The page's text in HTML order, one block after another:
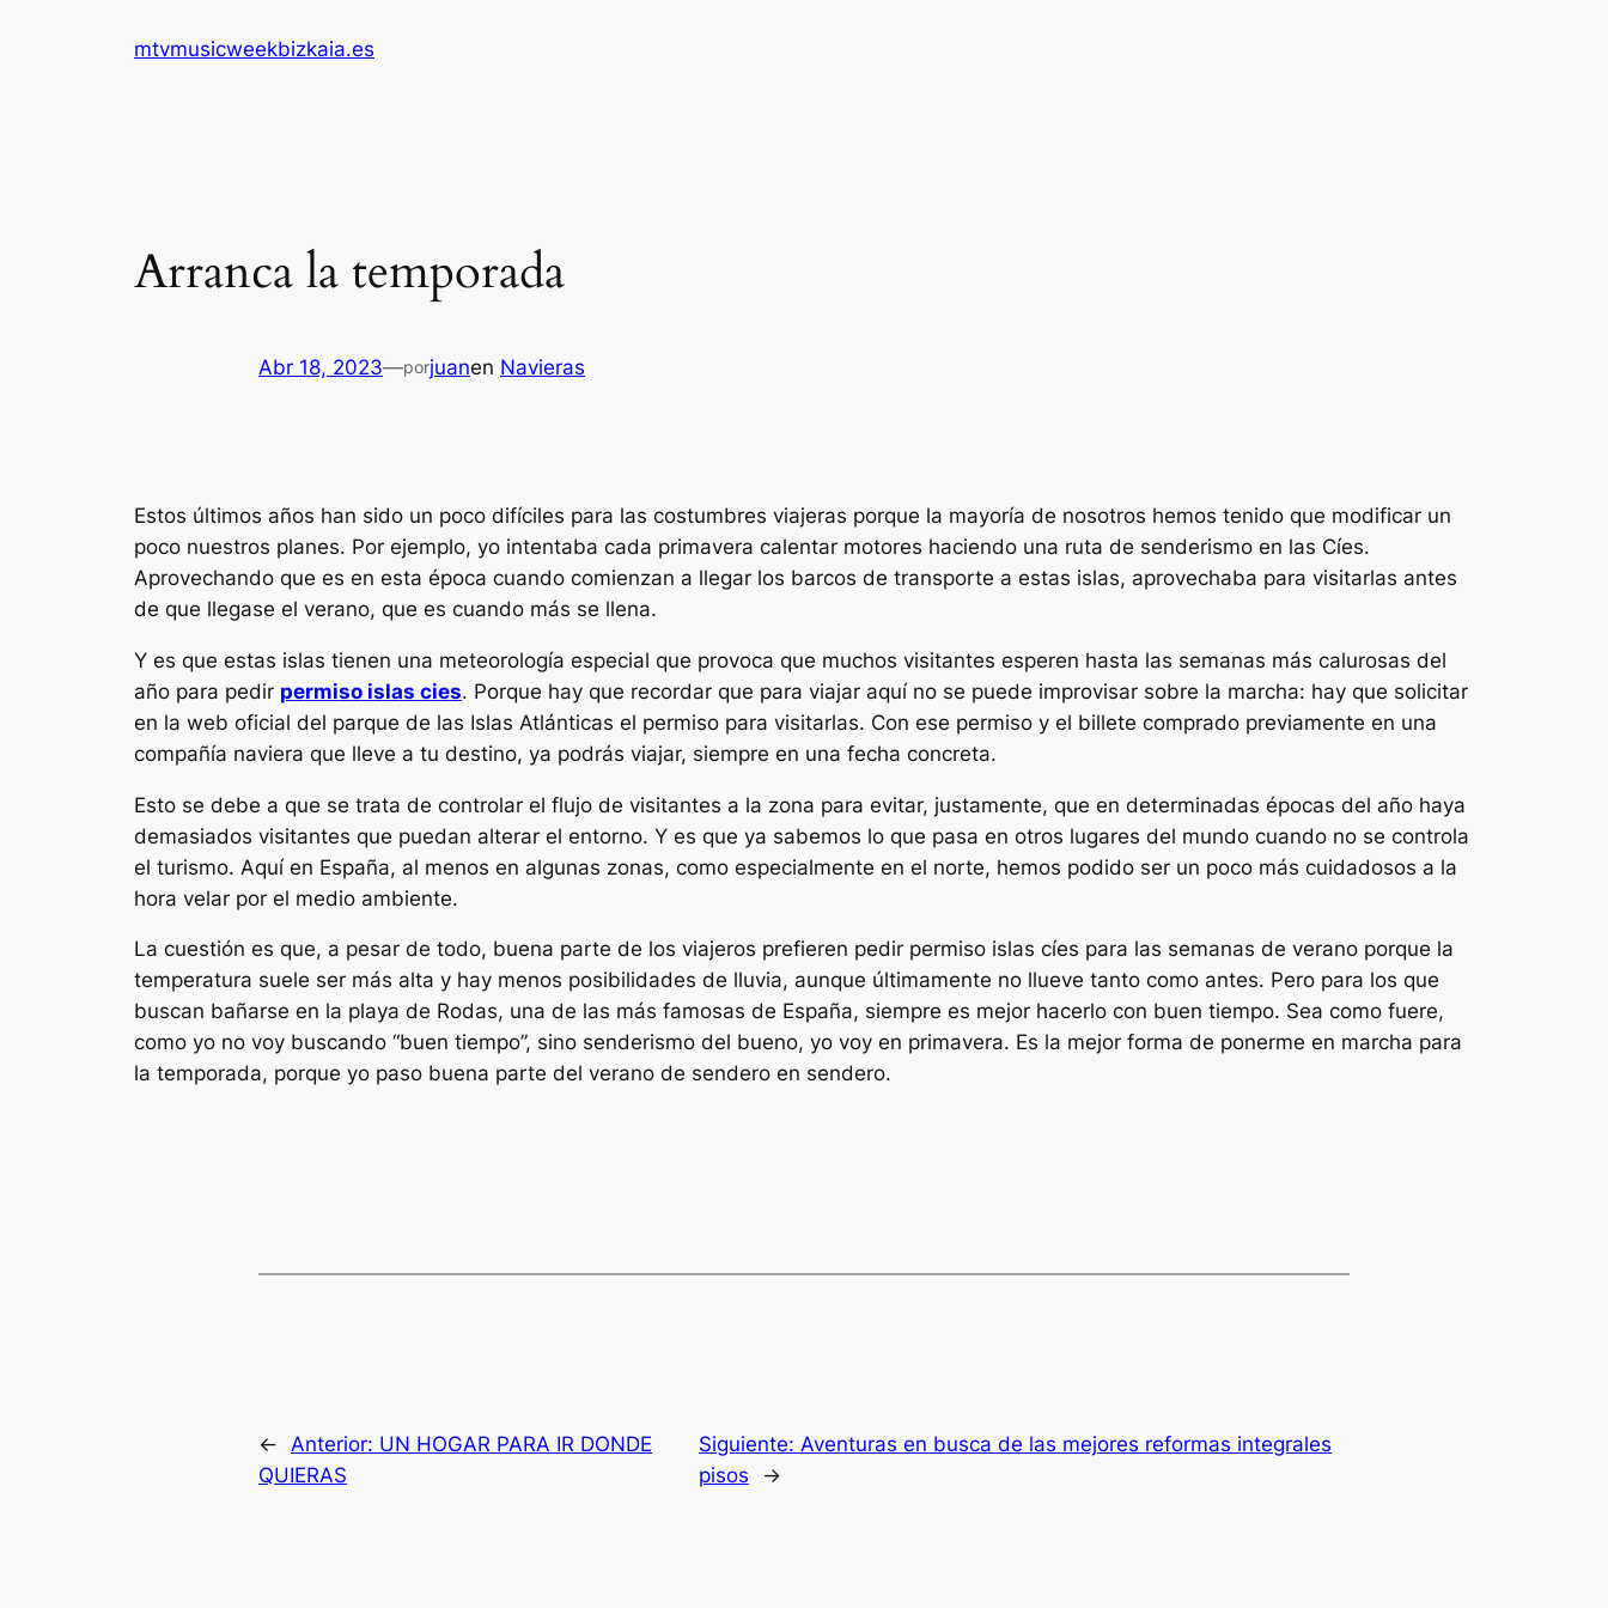
mtvmusicweekbizkaia.es
Arranca la temporada
Abr 18, 2023—porjuanen Navieras
Estos últimos años han sido un poco difíciles para las costumbres viajeras porque la mayoría de nosotros hemos tenido que modificar un
poco nuestros planes. Por ejemplo, yo intentaba cada primavera calentar motores haciendo una ruta de senderismo en las Cíes.
Aprovechando que es en esta época cuando comienzan a llegar los barcos de transporte a estas islas, aprovechaba para visitarlas antes
de que llegase el verano, que es cuando más se llena.
Y es que estas islas tienen una meteorología especial que provoca que muchos visitantes esperen hasta las semanas más calurosas del
año para pedir permiso islas cies. Porque hay que recordar que para viajar aquí no se puede improvisar sobre la marcha: hay que solicitar
en la web oficial del parque de las Islas Atlánticas el permiso para visitarlas. Con ese permiso y el billete comprado previamente en una
compañía naviera que lleve a tu destino, ya podrás viajar, siempre en una fecha concreta.
Esto se debe a que se trata de controlar el flujo de visitantes a la zona para evitar, justamente, que en determinadas épocas del año haya
demasiados visitantes que puedan alterar el entorno. Y es que ya sabemos lo que pasa en otros lugares del mundo cuando no se controla
el turismo. Aquí en España, al menos en algunas zonas, como especialmente en el norte, hemos podido ser un poco más cuidadosos a la
hora velar por el medio ambiente.
La cuestión es que, a pesar de todo, buena parte de los viajeros prefieren pedir permiso islas cíes para las semanas de verano porque la
temperatura suele ser más alta y hay menos posibilidades de lluvia, aunque últimamente no llueve tanto como antes. Pero para los que
buscan bañarse en la playa de Rodas, una de las más famosas de España, siempre es mejor hacerlo con buen tiempo. Sea como fuere,
como yo no voy buscando “buen tiempo”, sino senderismo del bueno, yo voy en primavera. Es la mejor forma de ponerme en marcha para
la temporada, porque yo paso buena parte del verano de sendero en sendero.
← Anterior: UN HOGAR PARA IR DONDE
QUIERAS
Siguiente: Aventuras en busca de las mejores reformas integrales
pisos
→